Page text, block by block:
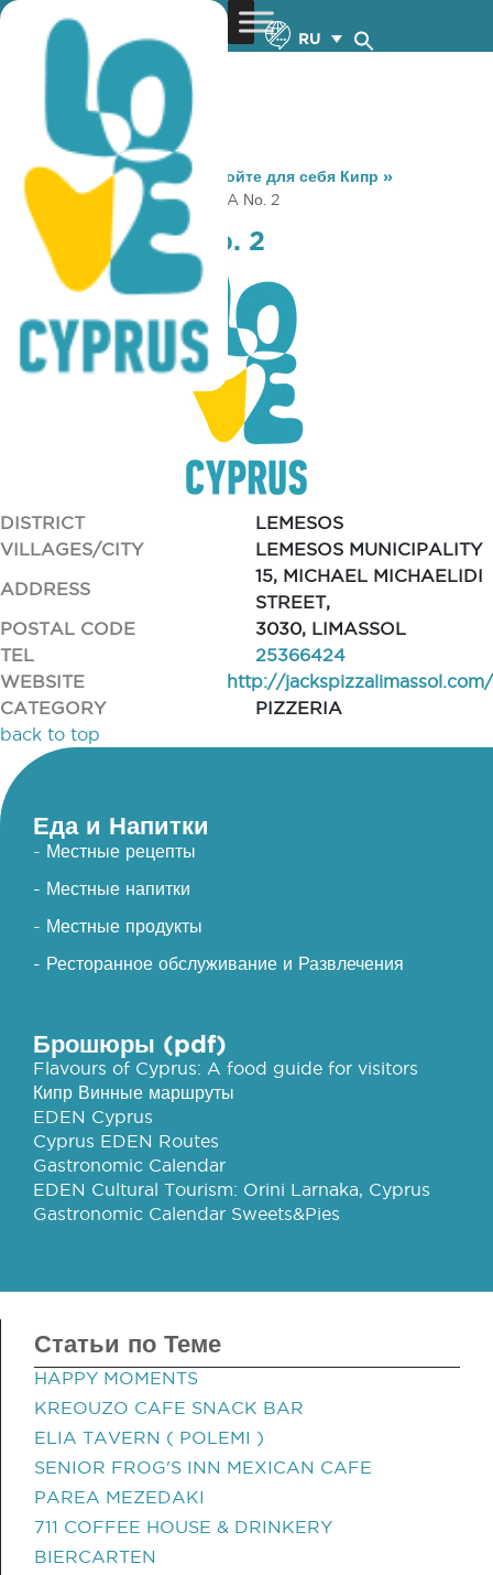
RU
You are here: Home »Откройте для себя Кипр »
Gastronomy
» JACK’S PIZZA Νο. 2
JACK’S PIZZA Νο. 2
DISTRICT
LEMESOS
VILLAGES/CITY
LEMESOS MUNICIPALITY
ADDRESS
15, MICHAEL MICHAELIDI
STREET,
POSTAL CODE
3030, LIMASSOL
TEL
25366424
WEBSITE
http://jackspizzalimassol.com/
CATEGORY
PIZZERIA
back to top
Еда и Напитки
- Местные рецепты
- Местные напитки
- Местные продукты
- Ресторанное обслуживание и Развлечения
Брошюры (pdf)
Flavours of Cyprus: A food guide for visitors
Кипр Винные маршруты
EDEN Cyprus
Cyprus EDEN Routes
Gastronomic Calendar
EDEN Cultural Tourism: Orini Larnaka, Cyprus
Gastronomic Calendar Sweets&Pies
Статьи по Теме
HAPPY MOMENTS
KREOUZO CAFE SNACK BAR
ELIA TAVERN ( POLEMI )
SENIOR FROG'S INN MEXICAN CAFE
PAREA MEZEDAKI
711 COFFEE HOUSE & DRINKERY
BIERCARTEN